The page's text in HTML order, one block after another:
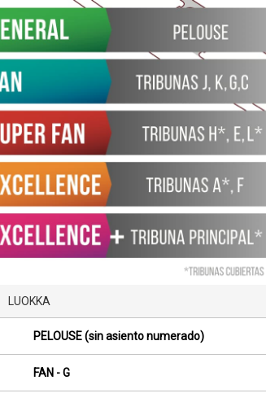
LUOKKA
PELOUSE (sin asiento numerado)
FAN - G